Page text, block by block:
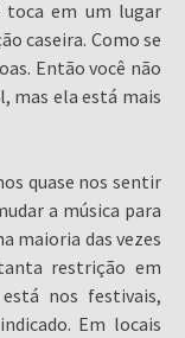
toca em um lugar
caseira. Como se
Então você não
mas ela está mais
quase nos sentir
a música para
maioria das vezes
restrição em
nos festivais,
Em locais